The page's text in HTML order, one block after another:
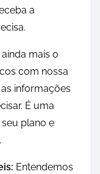
a
mais o
com nossa
informações
É uma
plano e
Entendemos